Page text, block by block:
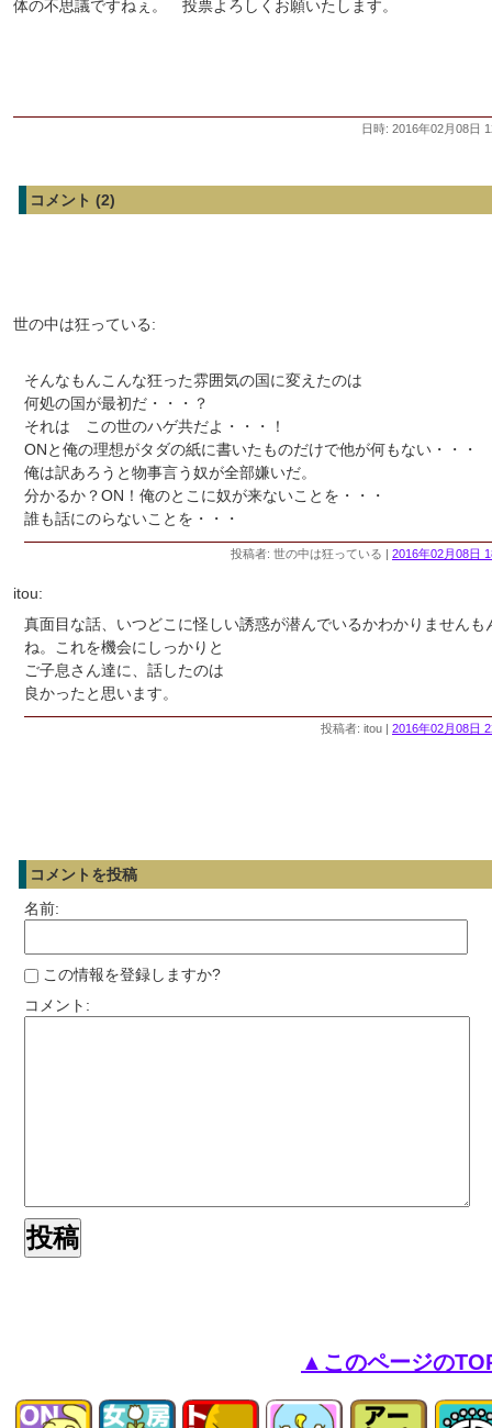
体の不思議ですねぇ。 投票よろしくお願いたします。
日時: 2016年02月08日
コメント (2)
世の中は狂っている:
そんなもんこんな狂った雰囲気の国に変えたのは
何処の国が最初だ・・・？
それは この世のハゲ共だよ・・・！
ONと俺の理想がタダの紙に書いたものだけで他が何もない・・・
俺は訳あろうと物事言う奴が全部嫌いだ。
分かるか？ON！俺のとこに奴が来ないことを・・・
誰も話にのらないことを・・・
投稿者: 世の中は狂っている | 2016年02月08日
itou:
真面目な話、いつどこに怪しい誘惑が潜んでいるかわかりませんも
ね。これを機会にしっかりと
ご子息さん達に、話したのは
良かったと思います。
投稿者: itou | 2016年02月08日
コメントを投稿
名前:
この情報を登録しますか?
コメント:
▲このページの